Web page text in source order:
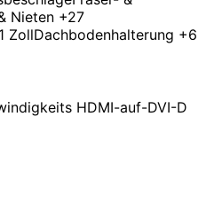
Nieten +27
1 ZollDachbodenhalterung +6
HDMI-auf-DVI-D